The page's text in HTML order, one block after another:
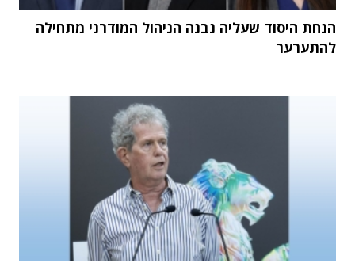
הנחת היסוד שעליה נבנה הניהול המודרני מתחילה
להתערער